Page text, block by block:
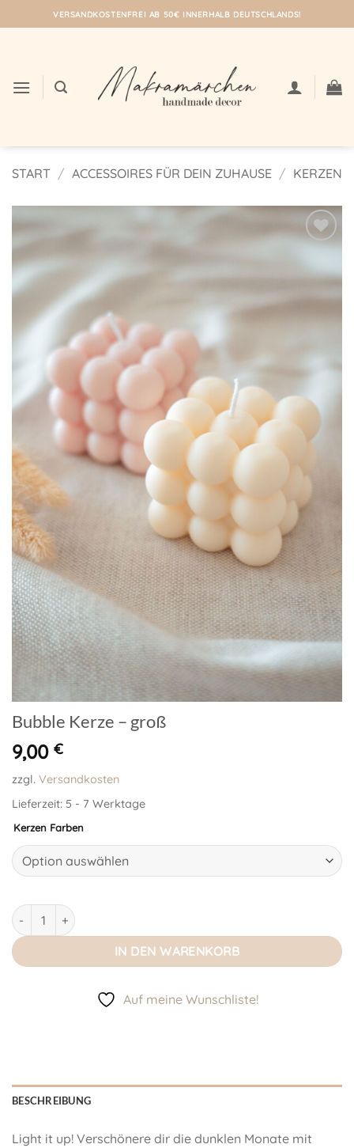
Inhalt
VERSANDKOSTENFREI AB 50€ INNERHALB DEUTSCHLANDS!
START / ACCESSOIRES FÜR DEIN ZUHAUSE / KERZEN
Wunschliste!
Bubble Kerze – groß
9,00 €
zzgl. Versandkosten
Lieferzeit: 5 - 7 Werktage
Kerzen Farben
Bubble Kerze - groß Menge
IN DEN WARENKORB
Auf meine Wunschliste!
BESCHREIBUNG
Light it up! Verschönere dir die dunklen Monate mit